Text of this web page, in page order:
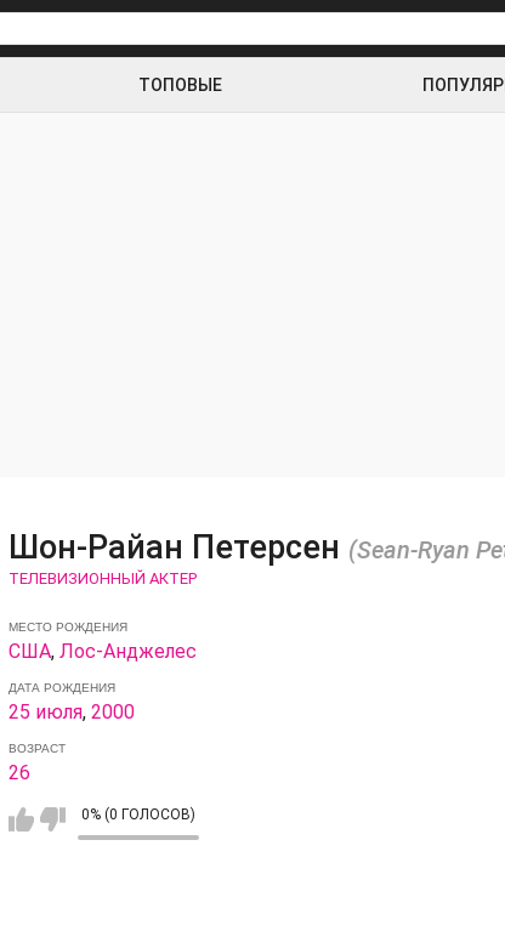
ТОПОВЫЕ
Шон-Райан Петерсен (Sean-Ryan
ТЕЛЕВИЗИОННЫЙ АКТЕР
МЕСТО РОЖДЕНИЯ
США, Лос-Анджелес
ДАТА РОЖДЕНИЯ
25 июля, 2000
ВОЗРАСТ
26
0% (0 ГОЛОСОВ)